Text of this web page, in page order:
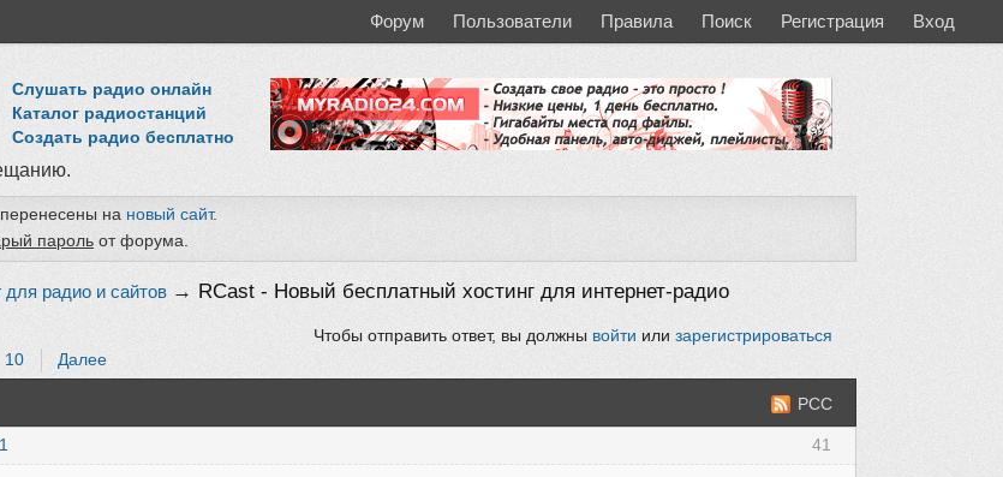
Форум Пользователи Правила Поиск Регистрация Вход
Слушать радио онлайн
Каталог радиостанций
Создать радио бесплатно
на новый сайт.
пароль от форума.
для радио и сайтов → RCast - Новый бесплатный хостинг для интернет-радио
10 Далее
Чтобы отправить ответ, вы должны войти или зарегистрироваться
РСС
41